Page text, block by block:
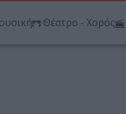
Θέατρο - Χορός